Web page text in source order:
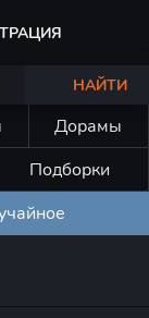
НАЙТИ
Дорамы
Подборки